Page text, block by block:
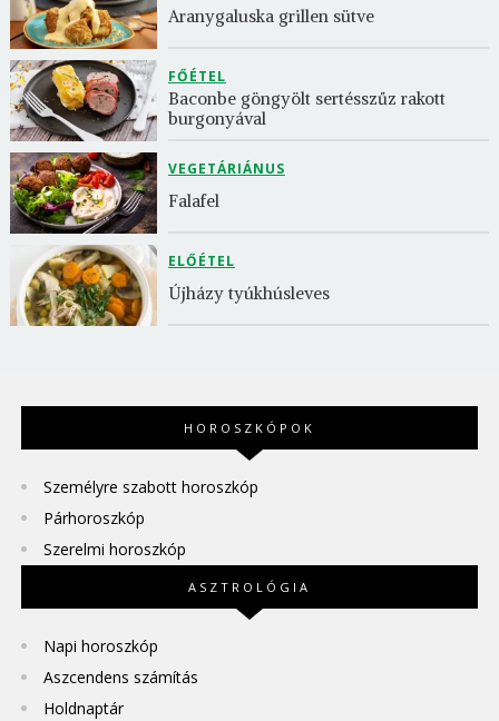
Aranygaluska grillen sütve
FŐÉTEL
Baconbe göngyölt sertésszűz rakott
burgonyával
VEGETÁRIÁNUS
Falafel
ELŐÉTEL
Újházy tyúkhúsleves
HOROSZKÓPOK
Személyre szabott horoszkóp
Párhoroszkóp
Szerelmi horoszkóp
ASZTROLÓGIA
Napi horoszkóp
Aszcendens számítás
Holdnaptár